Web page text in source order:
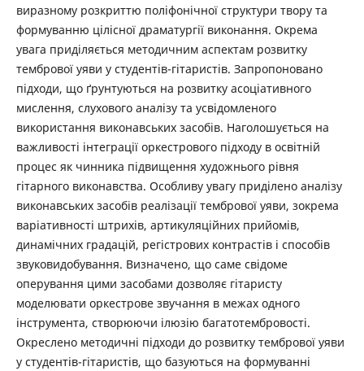
виразному розкриттю поліфонічної структури твору та
формуванню цілісної драматургії виконання. Окрема
увага приділяється методичним аспектам розвитку
тембрової уяви у студентів-гітаристів. Запропоновано
підходи, що ґрунтуються на розвитку асоціативного
мислення, слухового аналізу та усвідомленого
використання виконавських засобів. Наголошується на
важливості інтеграції оркестрового підходу в освітній
процес як чинника підвищення художнього рівня
гітарного виконавства. Особливу увагу приділено аналізу
виконавських засобів реалізації тембрової уяви, зокрема
варіативності штрихів, артикуляційних прийомів,
динамічних градацій, регістрових контрастів і способів
звуковидобування. Визначено, що саме свідоме
оперування цими засобами дозволяє гітаристу
моделювати оркестрове звучання в межах одного
інструмента, створюючи ілюзію багатотембровості.
Окреслено методичні підходи до розвитку тембрової уяви
у студентів-гітаристів, що базуються на формуванні